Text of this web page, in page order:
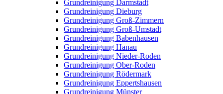
Grundreinigung Darmstadt
Grundreinigung Dieburg
Grundreinigung Groß-Zimmern
Grundreinigung Groß-Umstadt
Grundreinigung Babenhausen
Grundreinigung Hanau
Grundreinigung Nieder-Roden
Grundreinigung Ober-Roden
Grundreinigung Rödermark
Grundreinigung Eppertshausen
Grundreinigung Münster